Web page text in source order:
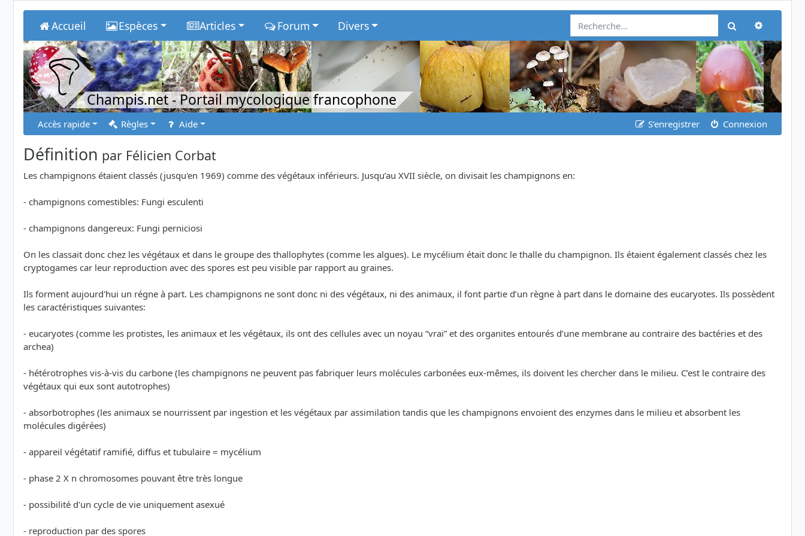
Accueil Espèces Articles Forum Divers Rechercher
Champis.net- Portail mycologique francophone
Accès rapide Règles Aide S’enregistrer Connexion
Définition par Félicien Corbat
Les champignons étaient classés (jusqu'en 1969) comme des végétaux inférieurs. Jusqu’au XVII siècle, on divisait les champignons en:
- champignons comestibles: Fungi esculenti
- champignons dangereux: Fungi perniciosi
On les classait donc chez les végétaux et dans le groupe des thallophytes (comme les algues). Le mycélium était donc le thalle du champignon. Ils étaient également classés chez les
cryptogames car leur reproduction avec des spores est peu visible par rapport au graines.
Ils forment aujourd'hui un régne à part. Les champignons ne sont donc ni des végétaux, ni des animaux, il font partie d’un règne à part dans le domaine des eucaryotes. Ils possèdent
les caractéristiques suivantes:
- eucaryotes (comme les protistes, les animaux et les végétaux, ils ont des cellules avec un noyau “vrai” et des organites entourés d’une membrane au contraire des bactéries et des
archea)
- hétérotrophes vis-à-vis du carbone (les champignons ne peuvent pas fabriquer leurs molécules carbonées eux-mêmes, ils doivent les chercher dans le milieu. C’est le contraire des
végétaux qui eux sont autotrophes)
- absorbotrophes (les animaux se nourrissent par ingestion et les végétaux par assimilation tandis que les champignons envoient des enzymes dans le milieu et absorbent les
molécules digérées)
- appareil végétatif ramifié, diffus et tubulaire = mycélium
- phase 2 X n chromosomes pouvant être très longue
- possibilité d'un cycle de vie uniquement asexué
- reproduction par des spores